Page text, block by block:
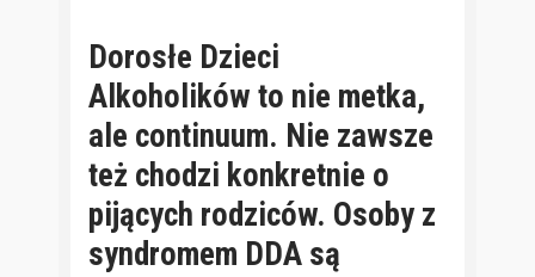
Dorosłe Dzieci
Alkoholików to nie metka,
ale continuum. Nie zawsze
też chodzi konkretnie o
pijących rodziców. Osoby z
syndromem DDA są